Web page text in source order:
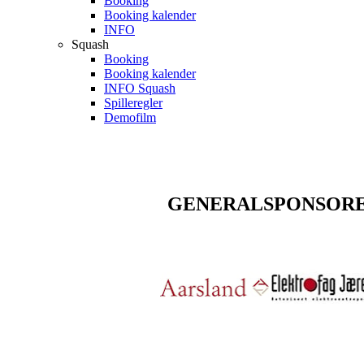
Booking kalender
INFO
Squash
Booking
Booking kalender
INFO Squash
Spilleregler
Demofilm